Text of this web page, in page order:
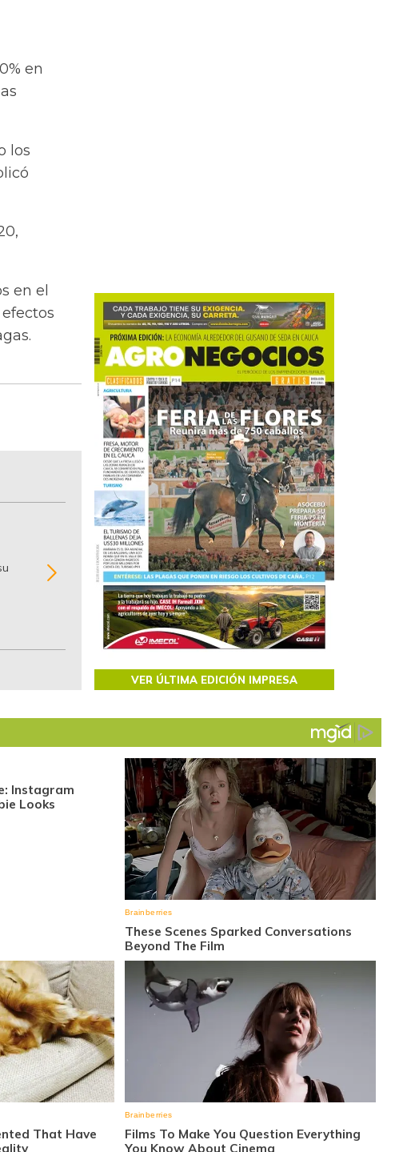
en
los
en el
02
BITÁCORA EMPRESARIAL 10.000 LR
Recopilación clasificada por sectores
regiones del comportamiento general y
de las 10.000 primeras empresas en ventas
Colombia.
VER ÚLTIMA EDICIÓN IMPRESA